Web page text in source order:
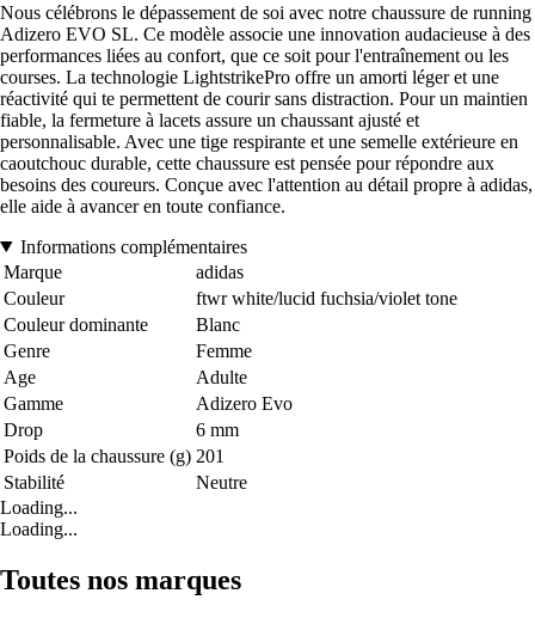
Nous célébrons le dépassement de soi avec notre chaussure de running
Adizero EVO SL. Ce modèle associe une innovation audacieuse à des
performances liées au confort, que ce soit pour l'entraînement ou les
courses. La technologie LightstrikePro offre un amorti léger et une
réactivité qui te permettent de courir sans distraction. Pour un maintien
fiable, la fermeture à lacets assure un chaussant ajusté et
personnalisable. Avec une tige respirante et une semelle extérieure en
caoutchouc durable, cette chaussure est pensée pour répondre aux
besoins des coureurs. Conçue avec l'attention au détail propre à adidas,
elle aide à avancer en toute confiance.
Informations complémentaires
Marque
adidas
Couleur
ftwr white/lucid fuchsia/violet tone
Couleur dominante
Blanc
Genre
Femme
Age
Adulte
Gamme
Adizero Evo
Drop
6 mm
Poids de la chaussure (g) 201
Stabilité
Neutre
Loading...
Loading...
Toutes nos marques